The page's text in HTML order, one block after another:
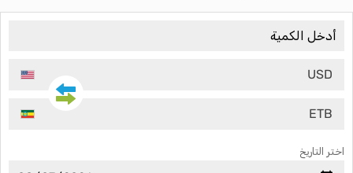
USD
ETB
اختر التاريخ